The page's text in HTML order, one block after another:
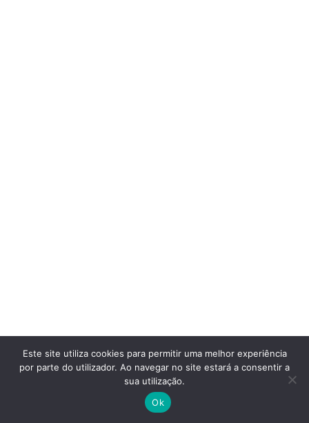
Este site utiliza cookies para permitir uma melhor experiência
por parte do utilizador. Ao navegar no site estará a consentir a
sua utilização.
Ok